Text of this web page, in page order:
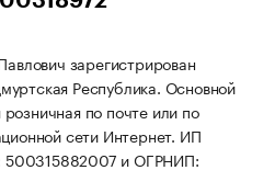
зарегистрирован
Республика. Основной
розничная по почте или по
сети Интернет. ИП
500315882007 и ОГРНИП: